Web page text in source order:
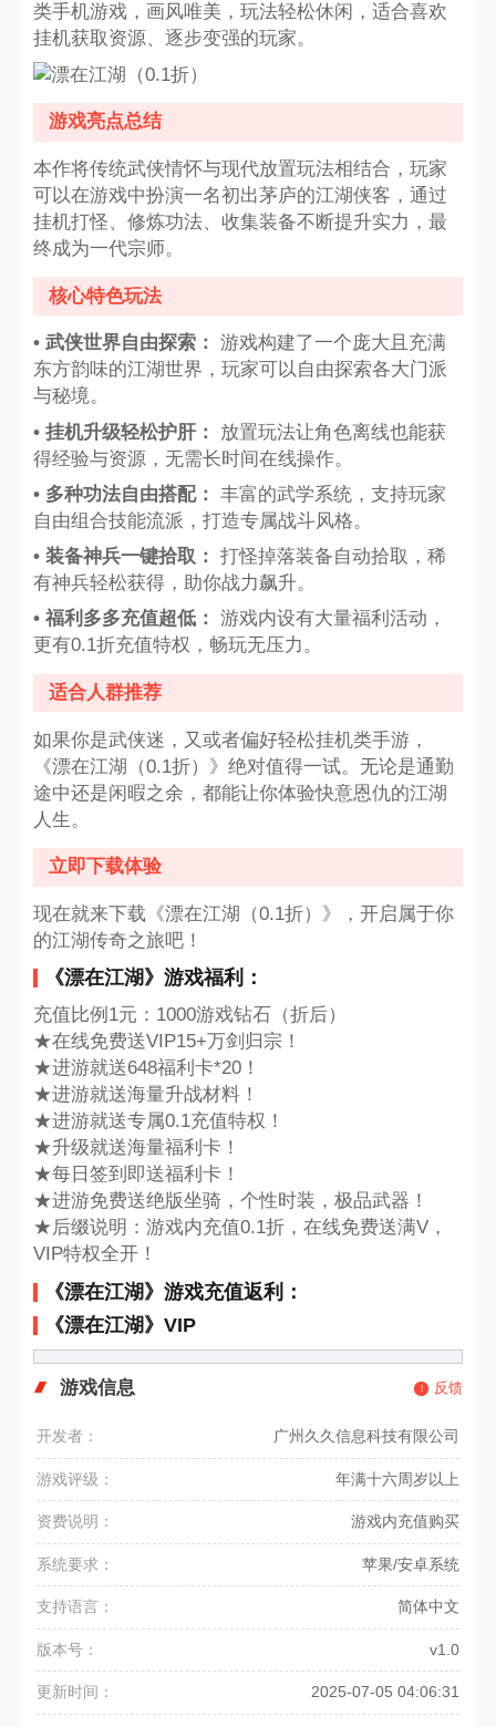
类手机游戏，画风唯美，玩法轻松休闲，适合喜欢
挂机获取资源、逐步变强的玩家。
游戏亮点总结
本作将传统武侠情怀与现代放置玩法相结合，玩家
可以在游戏中扮演一名初出茅庐的江湖侠客，通过
挂机打怪、修炼功法、收集装备不断提升实力，最
终成为一代宗师。
核心特色玩法
• 武侠世界自由探索：
游戏构建了一个庞大且充满
东方韵味的江湖世界，玩家可以自由探索各大门派
与秘境。
• 挂机升级轻松护肝：
放置玩法让角色离线也能获
得经验与资源，无需长时间在线操作。
• 多种功法自由搭配：
丰富的武学系统，支持玩家
自由组合技能流派，打造专属战斗风格。
• 装备神兵一键拾取：
打怪掉落装备自动拾取，稀
有神兵轻松获得，助你战力飙升。
• 福利多多充值超低：
游戏内设有大量福利活动，
更有0.1折充值特权，畅玩无压力。
适合人群推荐
如果你是武侠迷，又或者偏好轻松挂机类手游，
《漂在江湖（0.1折）》绝对值得一试。无论是通勤
途中还是闲暇之余，都能让你体验快意恩仇的江湖
人生。
立即下载体验
现在就来下载《漂在江湖（0.1折）》，开启属于你
的江湖传奇之旅吧！
《漂在江湖》游戏福利：
充值比例1元：1000游戏钻石（折后）
★在线免费送VIP15+万剑归宗！
★进游就送648福利卡*20！
★进游就送海量升战材料！
★进游就送专属0.1充值特权！
★升级就送海量福利卡！
★每日签到即送福利卡！
★进游免费送绝版坐骑，个性时装，极品武器！
★后缀说明：游戏内充值0.1折，在线免费送满V，
VIP特权全开！
《漂在江湖》游戏充值返利：
《漂在江湖》VIP
游戏信息 反馈
开发者： 广州久久信息科技有限公司
游戏评级： 年满十六周岁以上
资费说明： 游戏内充值购买
系统要求： 苹果/安卓系统
支持语言： 简体中文
版本号： v1.0
更新时间： 2025-07-05 04:06:31